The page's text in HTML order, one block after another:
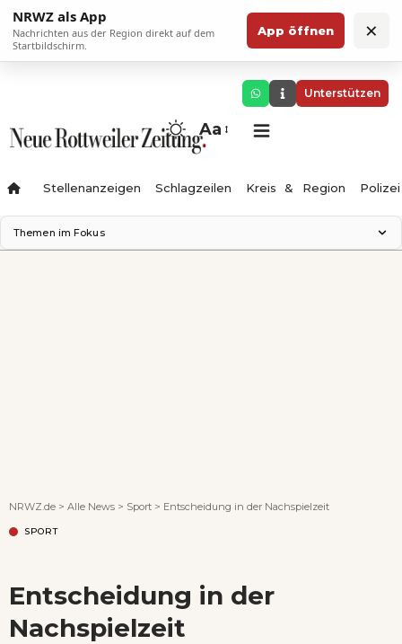
NRWZ als App
Nachrichten aus der Region direkt auf dem
Startbildschirm.
App öffnen ×
Unterstützen
Aa
Stellenanzeigen Schlagzeilen Kreis & Region Polizei
Themen im Fokus
NRWZ.de > Alle News > Sport > Entscheidung in der Nachspielzeit
SPORT
Entscheidung in der
Nachspielzeit